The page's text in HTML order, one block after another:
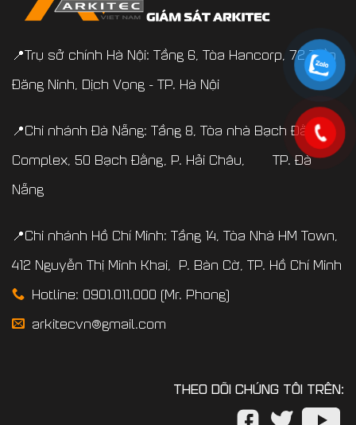
📍Trụ sở chính Hà Nội: Tầng 6, Tòa Hancorp, 72 Trần
Đăng Ninh, Dịch Vọng - TP. Hà Nội
📍Chi nhánh Đà Nẵng: Tầng 8, Tòa nhà Bạch Đằng
Complex, 50 Bạch Đằng, P. Hải Châu, TP. Đà
Nẵng
📍Chi nhánh Hồ Chí Minh: Tầng 14, Tòa Nhà HM Town,
412 Nguyễn Thị Minh Khai, P. Bàn Cờ, TP. Hồ Chí Minh
Hotline: 0901.011.000 (Mr. Phong)
arkitecvn@gmail.com
THEO DÕI CHÚNG TÔI TRÊN: